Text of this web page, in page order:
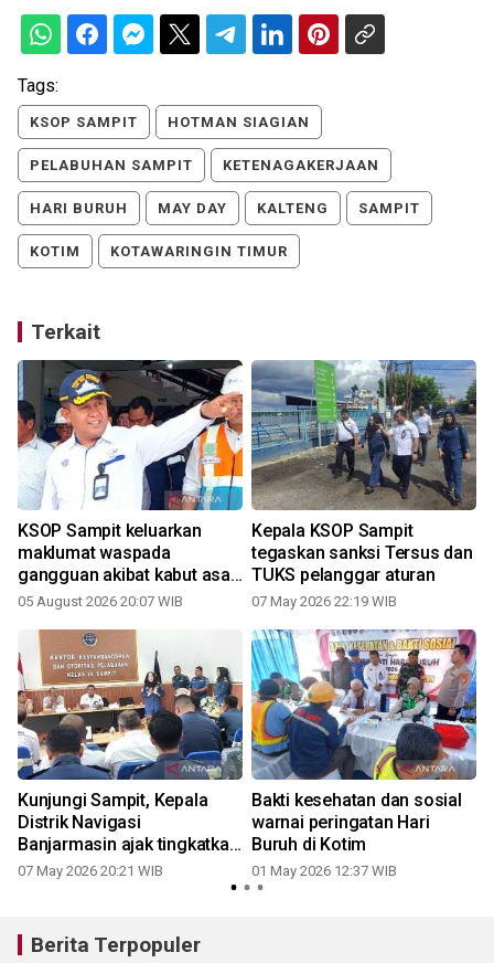
Tags:
KSOP SAMPIT HOTMAN SIAGIAN
PELABUHAN SAMPIT KETENAGAKERJAAN
HARI BURUH MAY DAY KALTENG SAMPIT
KOTIM KOTAWARINGIN TIMUR
Terkait
KSOP Sampit keluarkan
maklumat waspada
gangguan akibat kabut asap
di perairan
05 August 2026 20:07 WIB
Kepala KSOP Sampit
tegaskan sanksi Tersus dan
TUKS pelanggar aturan
07 May 2026 22:19 WIB
Kunjungi Sampit, Kepala
Distrik Navigasi
Banjarmasin ajak tingkatkan
keselamatan pelayaran
07 May 2026 20:21 WIB
Bakti kesehatan dan sosial
warnai peringatan Hari
Buruh di Kotim
01 May 2026 12:37 WIB
Berita Terpopuler